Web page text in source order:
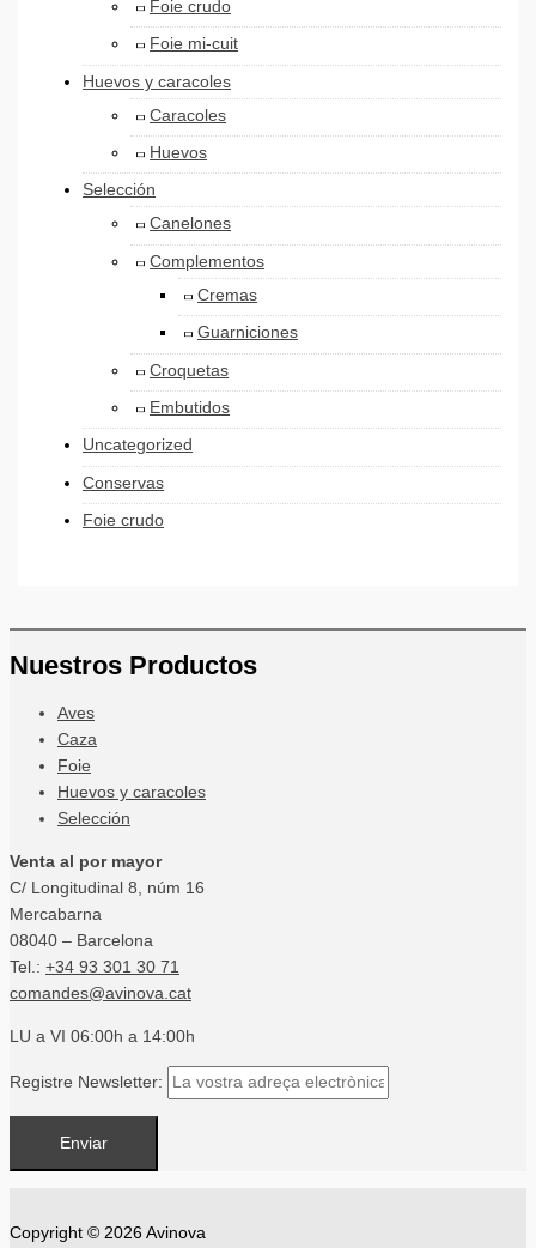
Foie crudo
Foie mi-cuit
Huevos y caracoles
Caracoles
Huevos
Selección
Canelones
Complementos
Cremas
Guarniciones
Croquetas
Embutidos
Uncategorized
Conservas
Foie crudo
Nuestros Productos
Aves
Caza
Foie
Huevos y caracoles
Selección
Venta al por mayor
C/ Longitudinal 8, núm 16
Mercabarna
08040 – Barcelona
Tel.: +34 93 301 30 71
comandes@avinova.cat
LU a VI 06:00h a 14:00h
Registre Newsletter:
Copyright © 2026 Avinova